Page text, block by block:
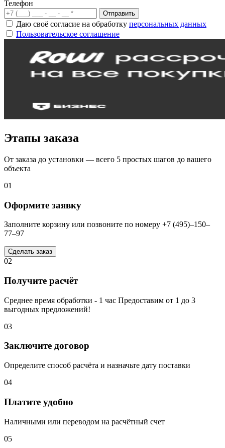
Телефон
Отправить
Даю своё согласие на обработку персональных данных
Пользовательское соглашение
Этапы заказа
От заказа до установки — всего 5 простых шагов до вашего
объекта
01
Оформите заявку
Заполните корзину или позвоните по номеру +7 (495)–150–
77–97
Сделать заказ
02
Получите расчёт
Среднее время обработки - 1 час Предоставим от 1 до 3
выгодных предложений!
03
Заключите договор
Определите способ расчёта и назначьте дату поставки
04
Платите удобно
Наличными или переводом на расчётный счет
05